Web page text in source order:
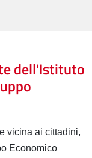
dell'Istituto
vicina ai cittadini,
Economico